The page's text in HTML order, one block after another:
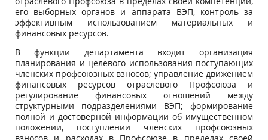
его выборных органов и аппарата ВЭП, контроль за
эффективным использованием материальных и
финансовых ресурсов.
В функции департамента входит организация
планирования и целевого использования поступающих
членских профсоюзных взносов; управление движением
финансовых ресурсов отраслевого Профсоюза и
регулирование финансовых отношений между
структурными подразделениями ВЭП; формирование
полной и достоверной информации об имущественном
положении, поступлении членских профсоюзных